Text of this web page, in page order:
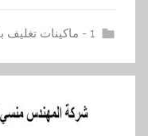
1 - ماكينات تغليف بالفاكيوم